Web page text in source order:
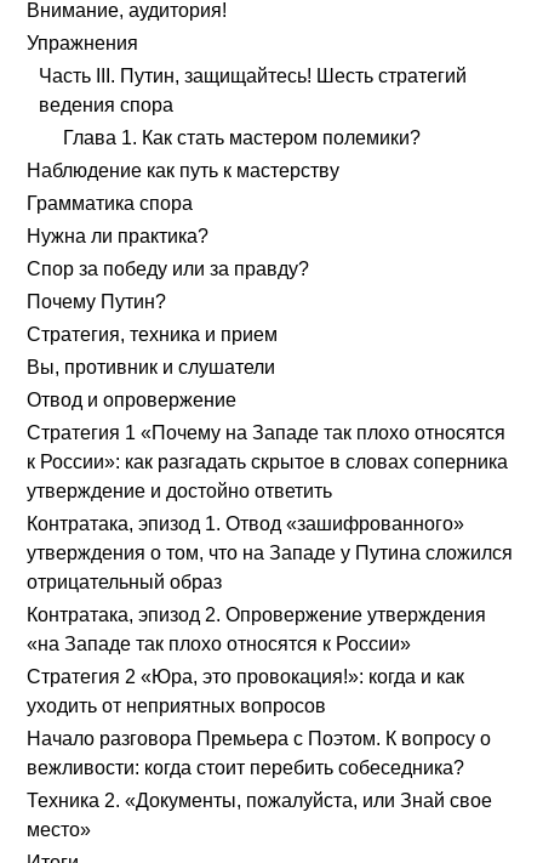
Внимание, аудитория!
Упражнения
Часть III. Путин, защищайтесь! Шесть стратегий
ведения спора
Глава 1. Как стать мастером полемики?
Наблюдение как путь к мастерству
Грамматика спора
Нужна ли практика?
Спор за победу или за правду?
Почему Путин?
Стратегия, техника и прием
Вы, противник и слушатели
Отвод и опровержение
Стратегия 1 «Почему на Западе так плохо относятся
к России»: как разгадать скрытое в словах соперника
утверждение и достойно ответить
Контратака, эпизод 1. Отвод «зашифрованного»
утверждения о том, что на Западе у Путина сложился
отрицательный образ
Контратака, эпизод 2. Опровержение утверждения
«на Западе так плохо относятся к России»
Стратегия 2 «Юра, это провокация!»: когда и как
уходить от неприятных вопросов
Начало разговора Премьера с Поэтом. К вопросу о
вежливости: когда стоит перебить собеседника?
Техника 2. «Документы, пожалуйста, или Знай свое
место»